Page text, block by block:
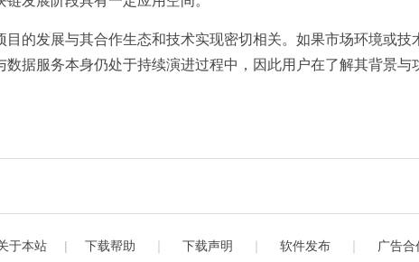
的发展与其合作生态和技术实现密切相关。如果市场环境或技
据服务本身仍处于持续演进过程中，因此用户在了解其背景与
于本站 | 下载帮助 下载声明 软件发布 广告合